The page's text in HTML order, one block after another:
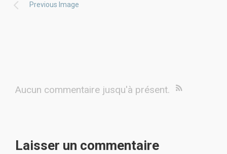
Previous Image
Aucun commentaire jusqu'à présent.
Laisser un commentaire